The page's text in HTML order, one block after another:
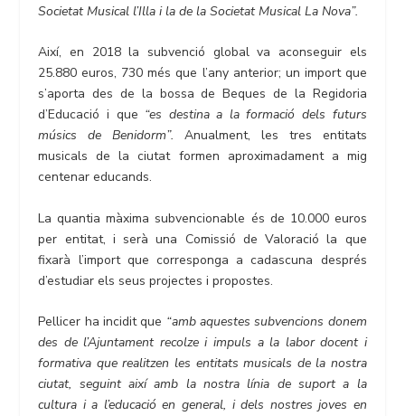
Societat Musical l’Illa i la de la Societat Musical La Nova”.
Així, en 2018 la subvenció global va aconseguir els
25.880 euros, 730 més que l’any anterior; un import que
s’aporta des de la bossa de Beques de la Regidoria
d’Educació i que “es destina a la formació dels futurs
músics de Benidorm”. Anualment, les tres entitats
musicals de la ciutat formen aproximadament a mig
centenar educands.
La quantia màxima subvencionable és de 10.000 euros
per entitat, i serà una Comissió de Valoració la que
fixarà l’import que corresponga a cadascuna després
d’estudiar els seus projectes i propostes.
Pellicer ha incidit que “amb aquestes subvencions donem
des de l’Ajuntament recolze i impuls a la labor docent i
formativa que realitzen les entitats musicals de la nostra
ciutat, seguint així amb la nostra línia de suport a la
cultura i a l’educació en general, i dels nostres joves en